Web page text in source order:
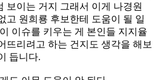
보이는 거지 그래서 이게 나경원
고 원희룡 후보한테 도움이 될 일
이슈를 키우는 게 본인들 지지율
뜨리려고 하는 건지도 생각을 해보
듭니다.